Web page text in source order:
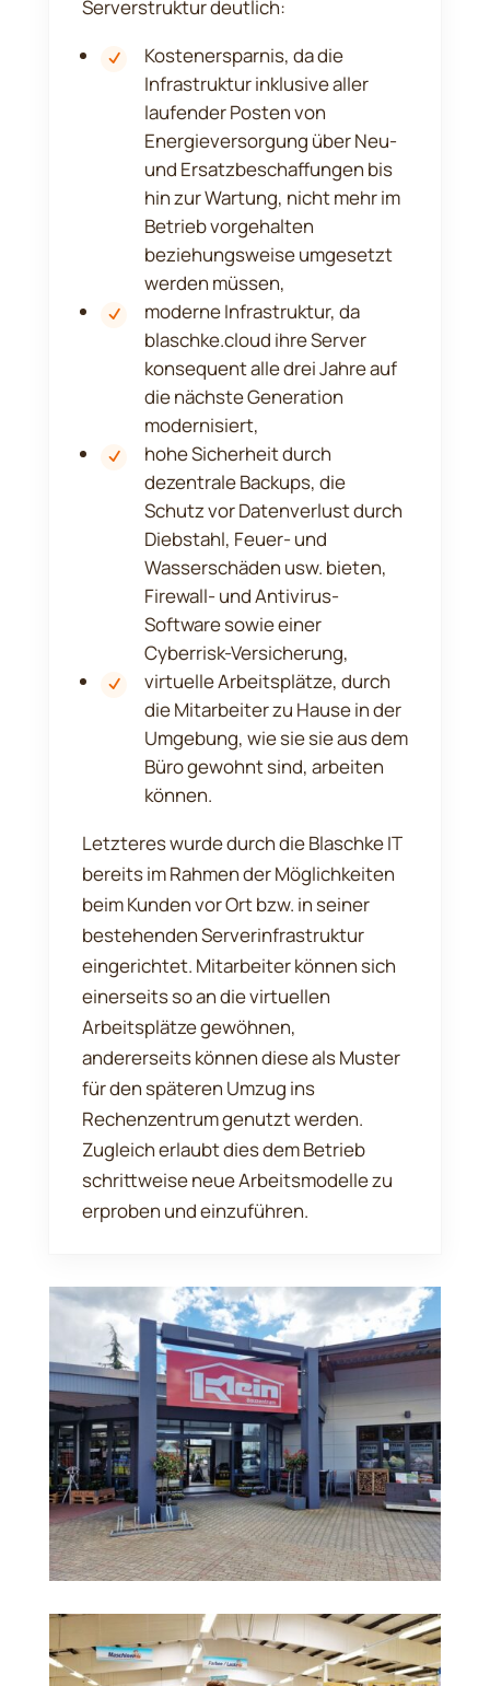
Serverstruktur deutlich:
Kostenersparnis, da die
Infrastruktur inklusive aller
laufender Posten von
Energieversorgung über Neu-
und Ersatzbeschaffungen bis
hin zur Wartung, nicht mehr im
Betrieb vorgehalten
beziehungsweise umgesetzt
werden müssen,
moderne Infrastruktur, da
blaschke.cloud ihre Server
konsequent alle drei Jahre auf
die nächste Generation
modernisiert,
hohe Sicherheit durch
dezentrale Backups, die
Schutz vor Datenverlust durch
Diebstahl, Feuer- und
Wasserschäden usw. bieten,
Firewall- und Antivirus-
Software sowie einer
Cyberrisk-Versicherung,
virtuelle Arbeitsplätze, durch
die Mitarbeiter zu Hause in der
Umgebung, wie sie sie aus dem
Büro gewohnt sind, arbeiten
können.
Letzteres wurde durch die Blaschke IT
bereits im Rahmen der Möglichkeiten
beim Kunden vor Ort bzw. in seiner
bestehenden Serverinfrastruktur
eingerichtet. Mitarbeiter können sich
einerseits so an die virtuellen
Arbeitsplätze gewöhnen,
andererseits können diese als Muster
für den späteren Umzug ins
Rechenzentrum genutzt werden.
Zugleich erlaubt dies dem Betrieb
schrittweise neue Arbeitsmodelle zu
erproben und einzuführen.